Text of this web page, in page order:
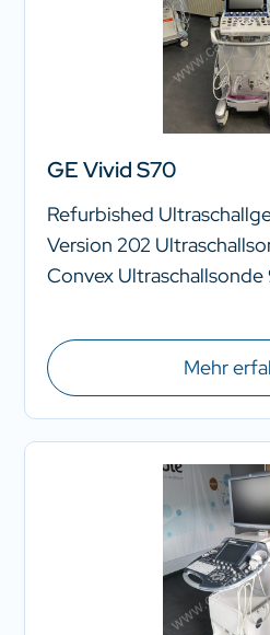
GE Vivid S70
Refurbished
Version 202
Convex Ultraschallsonde
Mehr